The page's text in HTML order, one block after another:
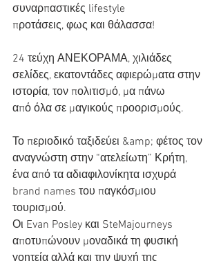
συναρπαστικές lifestyle
προτάσεις, φως και θάλασσα!
24 τεύχη ΑΝΕΚΟΡΑΜΑ, χιλιάδες
σελίδες, εκατοντάδες αφιερώματα στην
ιστορία, τον πολιτισμό, μα πάνω
από όλα σε μαγικούς προορισμούς.
Το περιοδικό ταξιδεύει &amp; φέτος τον
αναγνώστη στην “ατελείωτη” Κρήτη,
ένα από τα αδιαφιλονίκητα ισχυρά
brand names του παγκόσμιου
τουρισμού.
Οι Evan Posley και SteMajourneys
αποτυπώνουν μοναδικά τη φυσική
γοητεία αλλά και την ψυχή της